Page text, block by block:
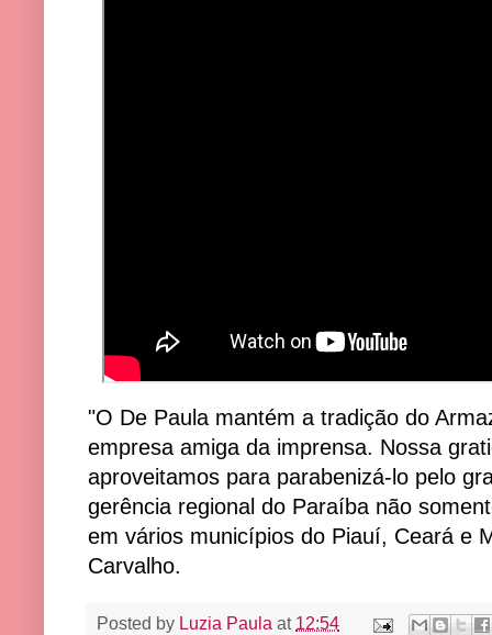
"O De Paula mantém a tradição do
empresa amiga da imprensa. Nossa
aproveitamos para parabenizá-lo pelo
gerência regional do Paraíba não
em vários municípios do Piauí, Ceará e
Carvalho.
Posted by Luzia Paula at 12:54